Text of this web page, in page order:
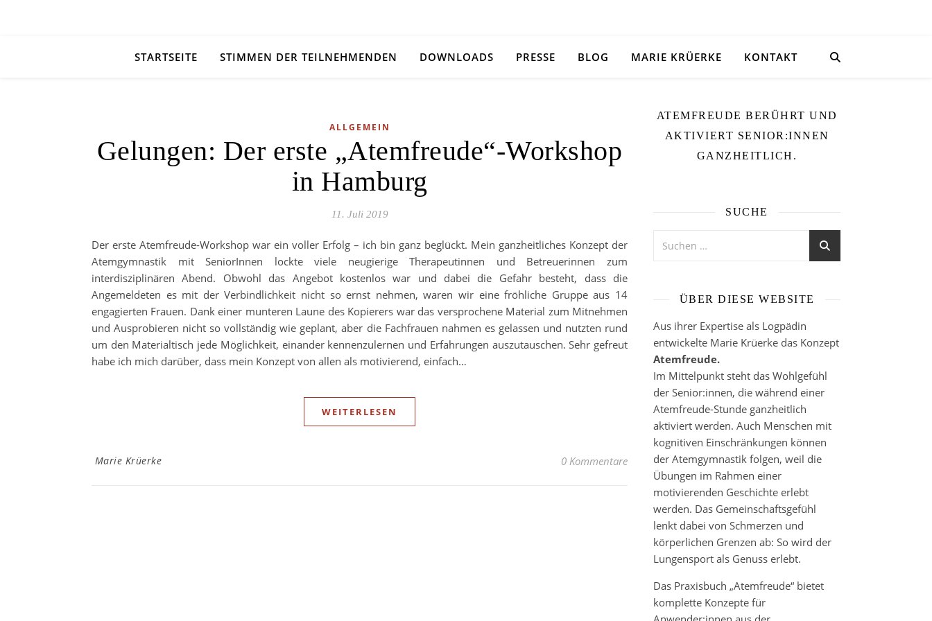
STARTSEITE STIMMEN DER TEILNEHMENDEN DOWNLOADS PRESSE BLOG MARIE KRÜERKE KONTAKT
ALLGEMEIN
Gelungen: Der erste „Atemfreude“-Workshop
in Hamburg
11. Juli 2019
Der erste Atemfreude-Workshop war ein voller Erfolg – ich bin ganz beglückt. Mein ganzheitliches Konzept der
Atemgymnastik mit SeniorInnen lockte viele neugierige Therapeutinnen und Betreuerinnen zum
interdisziplinären Abend. Obwohl das Angebot kostenlos war und dabei die Gefahr besteht, dass die
Angemeldeten es mit der Verbindlichkeit nicht so ernst nehmen, waren wir eine fröhliche Gruppe aus 14
engagierten Frauen. Dank einer munteren Laune des Kopierers war das versprochene Material zum Mitnehmen
und Ausprobieren nicht so vollständig wie geplant, aber die Fachfrauen nahmen es gelassen und nutzten rund
um den Materialtisch jede Möglichkeit, einander kennenzulernen und Erfahrungen auszutauschen. Sehr gefreut
habe ich mich darüber, dass mein Konzept von allen als motivierend, einfach…
WEITERLESEN
Marie Krüerke 0 Kommentare
ATEMFREUDE BERÜHRT UND
AKTIVIERT SENIOR:INNEN
GANZHEITLICH.
SUCHE
ÜBER DIESE WEBSITE
Aus ihrer Expertise als Logpädin
entwickelte Marie Krüerke das Konzept
Atemfreude.
Im Mittelpunkt steht das Wohlgefühl
der Senior:innen, die während einer
Atemfreude-Stunde ganzheitlich
aktiviert werden. Auch Menschen mit
kognitiven Einschränkungen können
der Atemgymnastik folgen, weil die
Übungen im Rahmen einer
motivierenden Geschichte erlebt
werden. Das Gemeinschaftsgefühl
lenkt dabei von Schmerzen und
körperlichen Grenzen ab: So wird der
Lungensport als Genuss erlebt.
Das Praxisbuch „Atemfreude“ bietet
komplette Konzepte für